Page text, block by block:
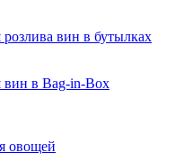
розлива вин в бутылках
вин в Bag-in-Box
овощей